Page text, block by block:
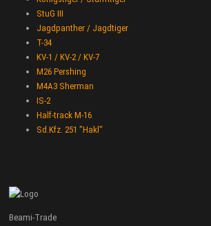
StuG III
Jagdpanther / Jagdtiger
T-34
KV-1 / KV-2 / KV-7
M26 Pershing
M4A3 Sherman
IS-2
Half-track M-16
Sd.Kfz. 251 "Hakl"
Beami-Trade